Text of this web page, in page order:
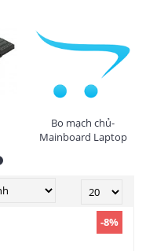
Bo mạch chủ-
Mainboard Laptop
-8%